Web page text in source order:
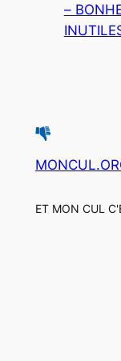
–
ET MON CUL